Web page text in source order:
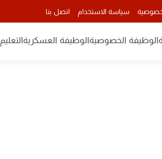
سياسة الاستخدام اتصل بنا
الوظيفة الخصوصيةالوظيفة العسكريةالتعليم